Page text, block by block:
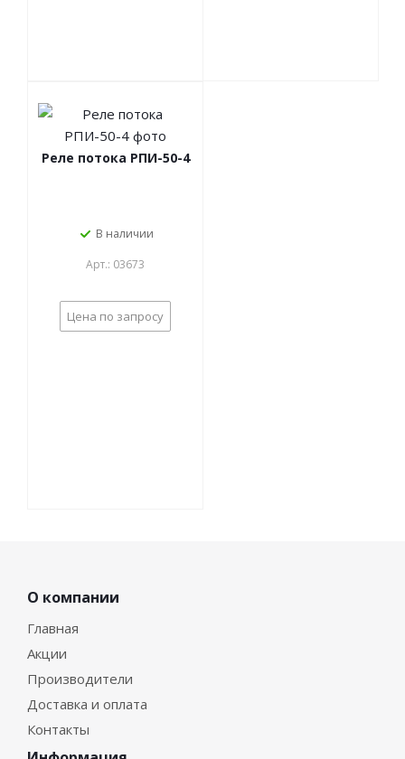
Реле потока РПИ-50-4
В наличии
Арт.: 03673
Цена по запросу
О компании
Главная
Акции
Производители
Доставка и оплата
Контакты